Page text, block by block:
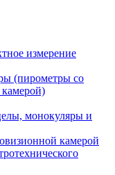
измерение
(пирометры со
монокуляры и
камерой